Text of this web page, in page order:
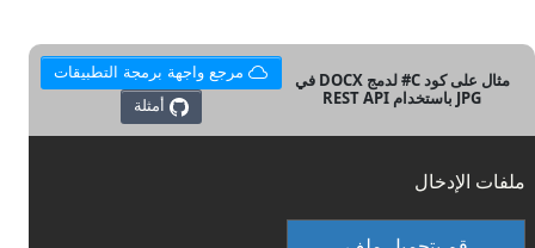
مثال على كود C# لدمج DOCX في
JPG باستخدام REST API
مرجع واجهة برمجة التطبيقات
ملفات الإدخال